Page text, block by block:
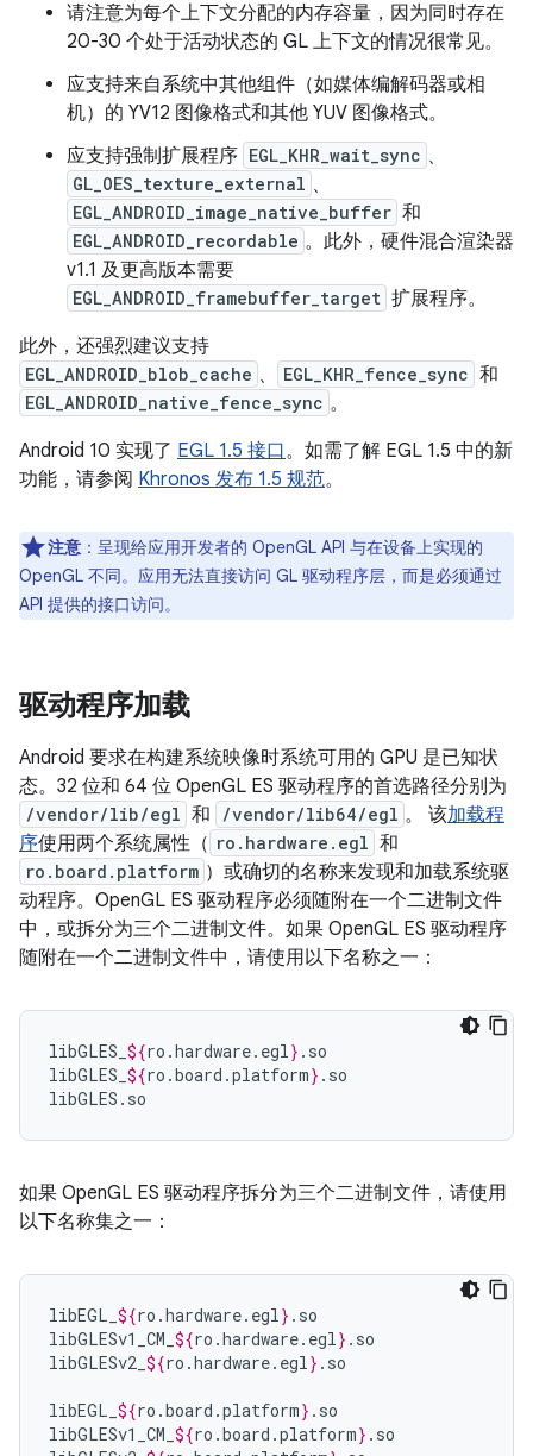
请注意为每个上下文分配的内存容量，因为同时存在
20-30 个处于活动状态的 GL 上下文的情况很常见。
应支持来自系统中其他组件（如媒体编解码器或相
机）的 YV12 图像格式和其他 YUV 图像格式。
应支持强制扩展程序 EGL_KHR_wait_sync 、
GL_OES_texture_external 、
EGL_ANDROID_image_native_buffer 和
EGL_ANDROID_recordable 。此外，硬件混合渲染器
v1.1 及更高版本需要
EGL_ANDROID_framebuffer_target 扩展程序。
此外，还强烈建议支持
EGL_ANDROID_blob_cache 、 EGL_KHR_fence_sync 和
EGL_ANDROID_native_fence_sync 。
Android 10 实现了 EGL 1.5 接口。如需了解 EGL 1.5 中的新
功能，请参阅 Khronos 发布 1.5 规范。
注意 ：呈现给应用开发者的 OpenGL API 与在设备上实现的
OpenGL 不同。应用无法直接访问 GL 驱动程序层，而是必须通过
API 提供的接口访问。
驱动程序加载
Android 要求在构建系统映像时系统可用的 GPU 是已知状
态。32 位和 64 位 OpenGL ES 驱动程序的首选路径分别为
/vendor/lib/egl 和 /vendor/lib64/egl 。 该加载程
序使用两个系统属性（ ro.hardware.egl 和
ro.board.platform ）或确切的名称来发现和加载系统驱
动程序。OpenGL ES 驱动程序必须随附在一个二进制文件
中，或拆分为三个二进制文件。如果 OpenGL ES 驱动程序
随附在一个二进制文件中，请使用以下名称之一：
libGLES_ ${ro .hardware. egl} .so
libGLES_ ${ro .board .platform} .so
libGLES.so
如果 OpenGL ES 驱动程序拆分为三个二进制文件，请使用
以下名称集之一：
libEGL_ ${ro .hardware. egl} .so
libGLESv1_CM_ ${ro .hardware. egl} .so
libGLESv2_ ${ro .hardware. egl} .so
libEGL_ ${ro .board .platform} .so
libGLESv1_CM_ ${ro .board .platform} .so